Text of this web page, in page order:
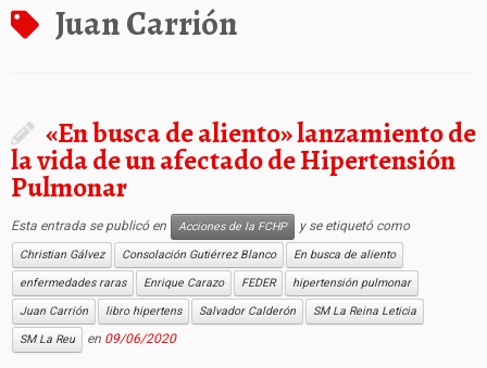
Juan Carrión
«En busca de aliento» lanzamiento de
la vida de un afectado de Hipertensión
Pulmonar
Esta entrada se publicó en Acciones de la FCHP y se etiquetó como
Christian Gálvez Consolación Gutiérrez Blanco
En busca de aliento
enfermedades raras
Enrique Carazo FEDER
hipertensión pulmonar
Juan Carrión
libro hipertens Salvador Calderón
SM La Reina Leticia
SM La Reu
en 09/06/2020